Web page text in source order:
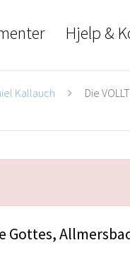
Hjelp &
Kallauch
Die
Gottes,